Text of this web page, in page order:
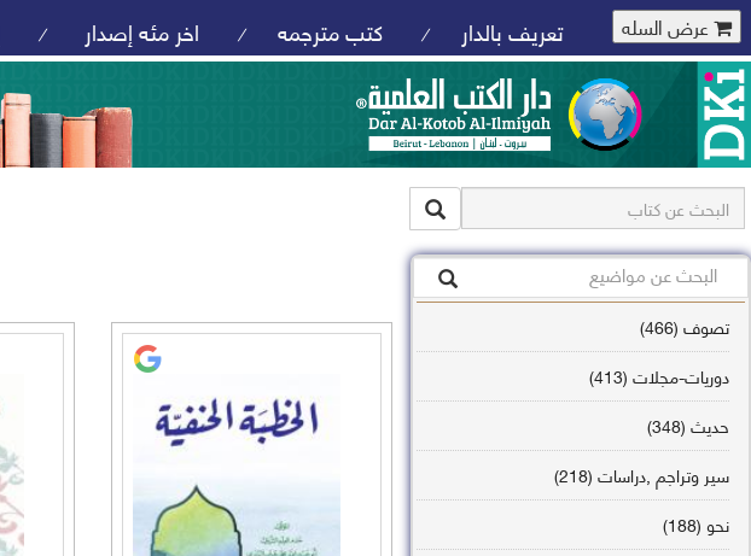
عرض السله تعريف بالدار / كتب مترجمه / اخر مئه إصدار /
تصوف (466)
دوريات-مجلات (413)
حديث (348)
سير وتراجم ,دراسات (218)
نحو (188)